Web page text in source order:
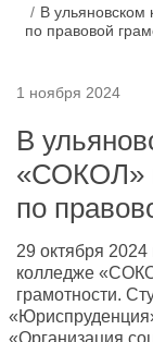
В
по правовой
1 ноября 2024
В
«СОКОЛ»
по
29 октября
колледже «
грамотности.
«
«Организация